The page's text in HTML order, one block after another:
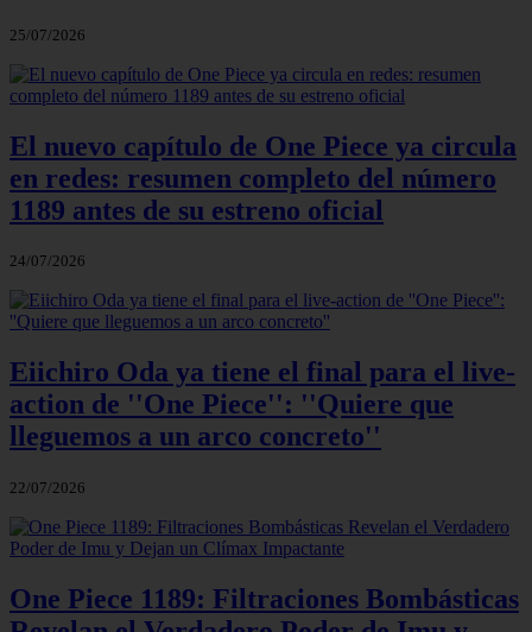
25/07/2026
El nuevo capítulo de One Piece ya circula
en redes: resumen completo del número
1189 antes de su estreno oficial
24/07/2026
Eiichiro Oda ya tiene el final para el live-
action de ''One Piece'': ''Quiere que
lleguemos a un arco concreto''
22/07/2026
One Piece 1189: Filtraciones Bombásticas